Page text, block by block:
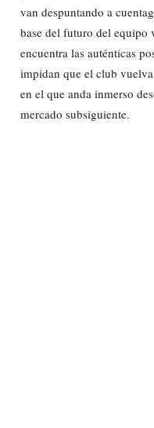
van despuntando a
base del futuro del equipo
encuentra las auténticas
impidan que el club
en el que anda inmerso
mercado subsiguiente.